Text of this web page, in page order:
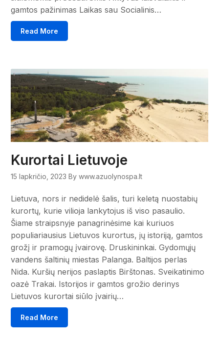
gamtos pažinimas Laikas sau Socialinis…
Read More
Kurortai Lietuvoje
15 lapkričio, 2023 By www.azuolynospa.lt
Lietuva, nors ir nedidelė šalis, turi keletą nuostabių
kurortų, kurie vilioja lankytojus iš viso pasaulio.
Šiame straipsnyje panagrinėsime kai kuriuos
populiariausius Lietuvos kurortus, jų istoriją, gamtos
grožį ir pramogų įvairovę. Druskininkai. Gydomųjų
vandens šaltinių miestas Palanga. Baltijos perlas
Nida. Kuršių nerijos paslaptis Birštonas. Sveikatinimo
oazė Trakai. Istorijos ir gamtos grožio derinys
Lietuvos kurortai siūlo įvairių…
Read More